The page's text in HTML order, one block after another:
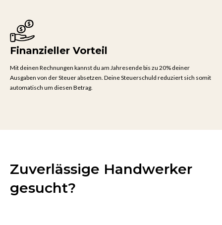
Finanzieller Vorteil
Mit deinen Rechnungen kannst du am Jahresende bis zu 20% deiner
Ausgaben von der Steuer absetzen. Deine Steuerschuld reduziert sich somit
automatisch um diesen Betrag.
Zuverlässige Handwerker
gesucht?